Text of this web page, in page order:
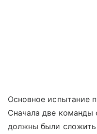
Основное испытание
Сначала две команды
должны были сложить